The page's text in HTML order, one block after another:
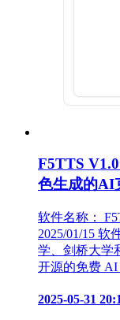
F5TTS
色生成的AI
软件名称：
2025/01/15 软
学、剑桥大学
开源的免费 AI
2025-05-31